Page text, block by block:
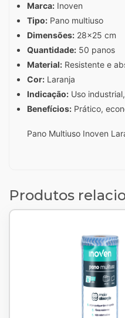
Marca: Inoven
Tipo: Pano multiuso
Dimensões: 28x25 cm
Quantidade: 50 panos
Material: Resistente e
Cor: Laranja
Indicação: Uso
Benefícios: Prático,
Pano Multiuso Inoven
Produtos